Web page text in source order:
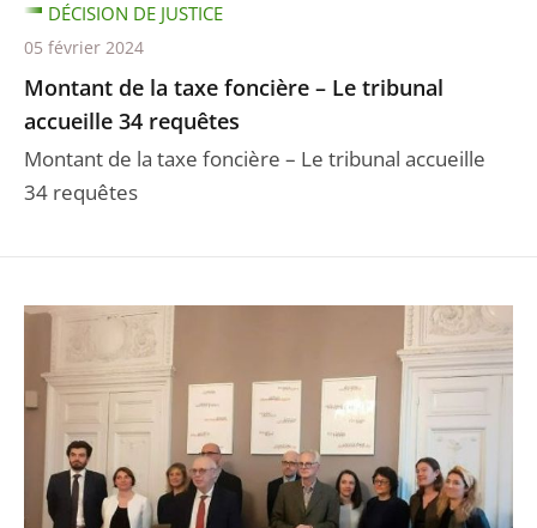
Montant de la taxe foncière – Le tribunal
accueille 34 requêtes
Montant de la taxe foncière – Le tribunal accueille
34 requêtes
DÉCISION DE JUSTICE
05 février 2024